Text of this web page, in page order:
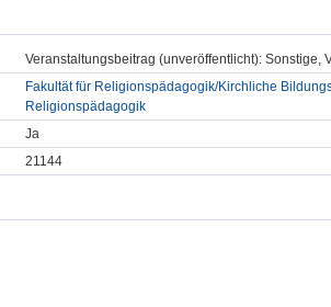
Veranstaltungsbeitrag (unveröffentlicht): Sonstige,
Fakultät für Religionspädagogik/Kirchliche
Religionspädagogik
Ja
21144